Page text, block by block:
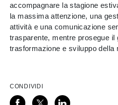
accompagnare la stagione
la massima attenzione, una
attività e una comunicazione
trasparente, mentre prosegue il
trasformazione e sviluppo della
CONDIVIDI